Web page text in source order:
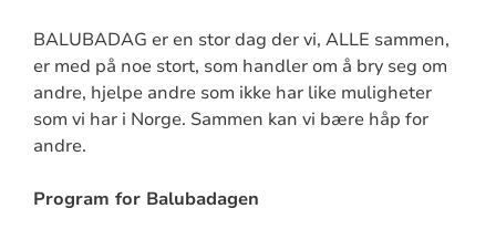
BALUBADAG er en stor dag der vi, ALLE sammen,
er med på noe stort, som handler om å bry seg om
andre, hjelpe andre som ikke har like muligheter
som vi har i Norge. Sammen kan vi bære håp for
andre.
Program for Balubadagen